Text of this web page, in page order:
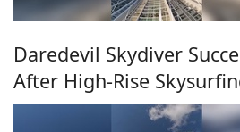
Daredevil Skydiver
After High-Rise